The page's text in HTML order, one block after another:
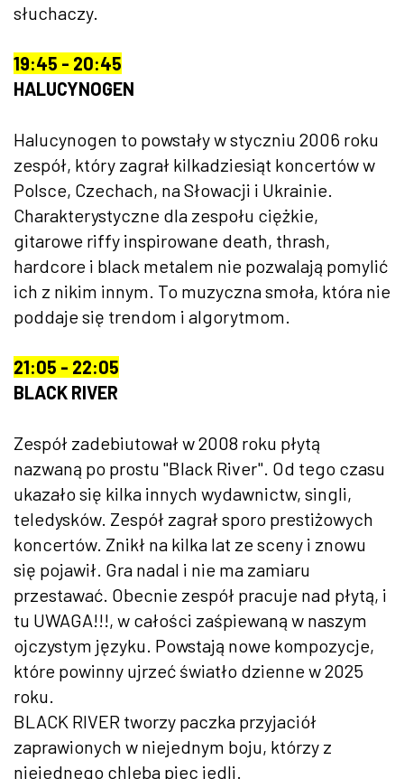
słuchaczy.
19:45 - 20:45
HALUCYNOGEN
Halucynogen to powstały w styczniu 2006 roku
zespół, który zagrał kilkadziesiąt koncertów w
Polsce, Czechach, na Słowacji i Ukrainie.
Charakterystyczne dla zespołu ciężkie,
gitarowe riffy inspirowane death, thrash,
hardcore i black metalem nie pozwalają pomylić
ich z nikim innym. To muzyczna smoła, która nie
poddaje się trendom i algorytmom.
21:05 - 22:05
BLACK RIVER
Zespół zadebiutował w 2008 roku płytą
nazwaną po prostu "Black River". Od tego czasu
ukazało się kilka innych wydawnictw, singli,
teledysków. Zespół zagrał sporo prestiżowych
koncertów. Znikł na kilka lat ze sceny i znowu
się pojawił. Gra nadal i nie ma zamiaru
przestawać. Obecnie zespół pracuje nad płytą, i
tu UWAGA!!!, w całości zaśpiewaną w naszym
ojczystym języku. Powstają nowe kompozycje,
które powinny ujrzeć światło dzienne w 2025
roku.
BLACK RIVER tworzy paczka przyjaciół
zaprawionych w niejednym boju, którzy z
niejednego chleba piec jedli.